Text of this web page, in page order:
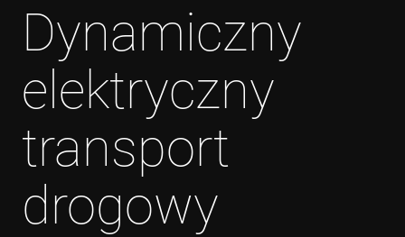
Dynamiczny
elektryczny
transport
drogowy